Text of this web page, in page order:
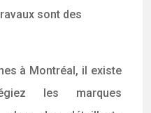
sont des
à Montréal, il existe
les marques